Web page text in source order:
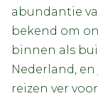
abundantie
bekend om
binnen als
Nederland,
reizen ver